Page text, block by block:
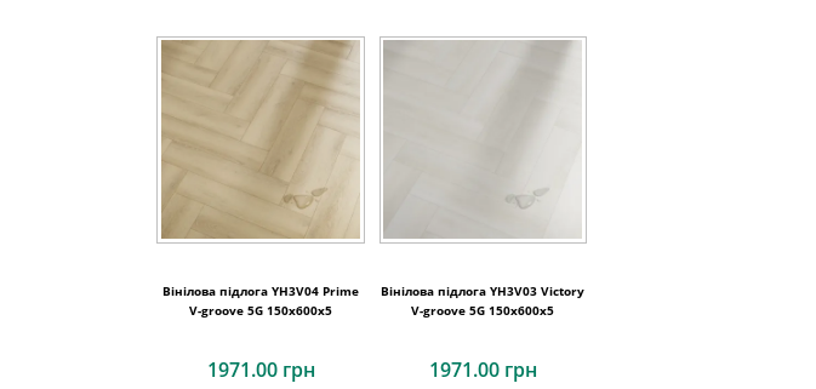
Вінілова підлога YH3V04 Prime
V-groove 5G 150x600x5
1971.00 грн
Вінілова підлога YH3V03 Victory
V-groove 5G 150x600x5
1971.00 грн